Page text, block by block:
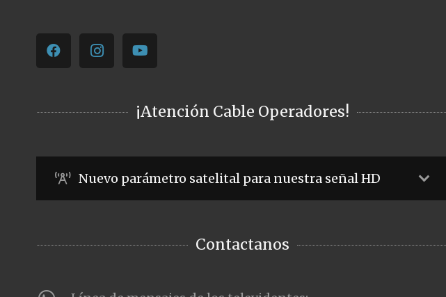
¡Atención Cable Operadores!
Nuevo parámetro satelital para nuestra señal HD
Contactanos